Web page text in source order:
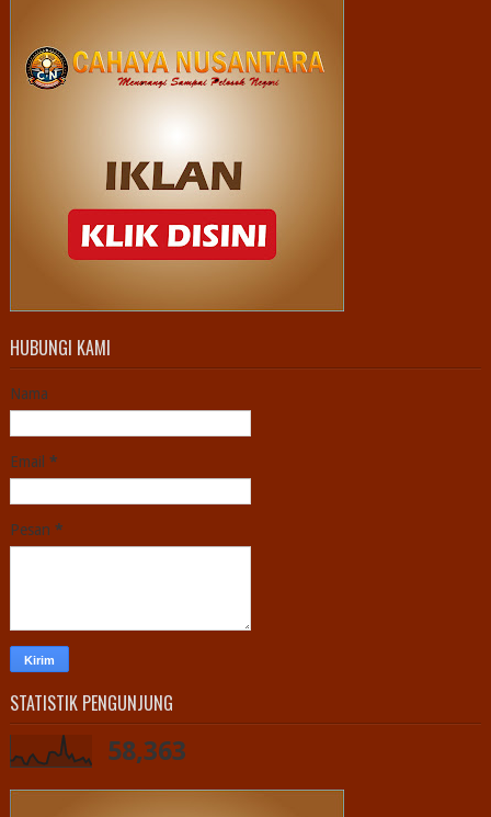
HUBUNGI KAMI
Nama
Email *
Pesan *
STATISTIK PENGUNJUNG
58,363